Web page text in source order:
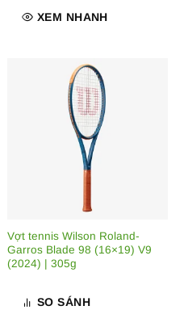
XEM NHANH
Vợt tennis Wilson Roland-
Garros Blade 98 (16×19) V9
(2024) | 305g
SO SÁNH